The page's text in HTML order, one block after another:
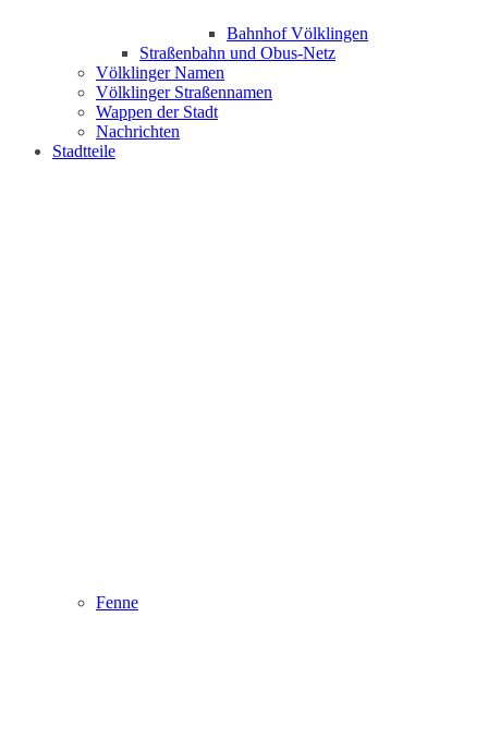
Bahnhof Völklingen
Straßenbahn und Obus-Netz
Völklinger Namen
Völklinger Straßennamen
Wappen der Stadt
Nachrichten
Stadtteile
Fenne